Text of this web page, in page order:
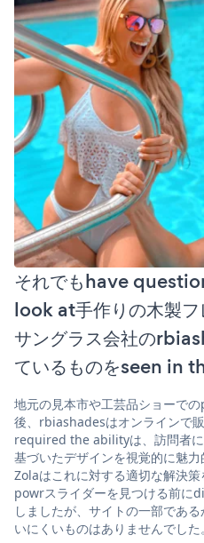
それでもhave
look at手作りの木製フ
サングラス会社の
ているものをseen in
地元の見本市や工芸品ショーで
後、rbiashadesはオンラインで
required the abilityは、訪問者
基づいたデザインを視覚的に魅
Zolaはこれに対する適切な解決
powrスライダーを見つける前
しましたが、サイトの一部であ
いにくいものはありませんでした。